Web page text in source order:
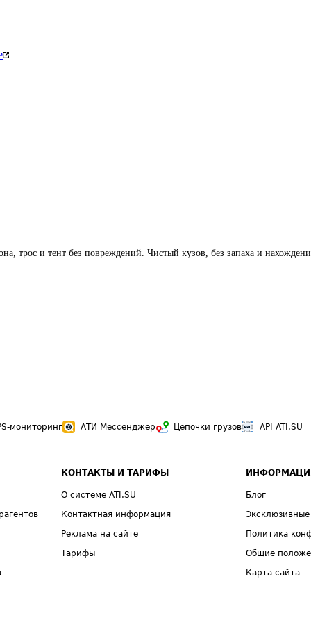
трос и тент без повреждений. Чистый кузов, без запаха и
мониторинг АТИ Мессенджер Цепочки грузов API ATI.SU
КОНТАКТЫ И ТАРИФЫ
О системе ATI.SU
Контактная информация
Реклама на сайте
Тарифы
Блог
Политика
Общие
Карта сайта